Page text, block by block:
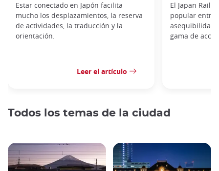
Estar conectado en Japón facilita
mucho los desplazamientos, la reserva
de actividades, la traducción y la
orientación.
Leer el artículo
El Japan Rail
popular entre
asequibilidad,
gama de
Todos los temas de la ciudad